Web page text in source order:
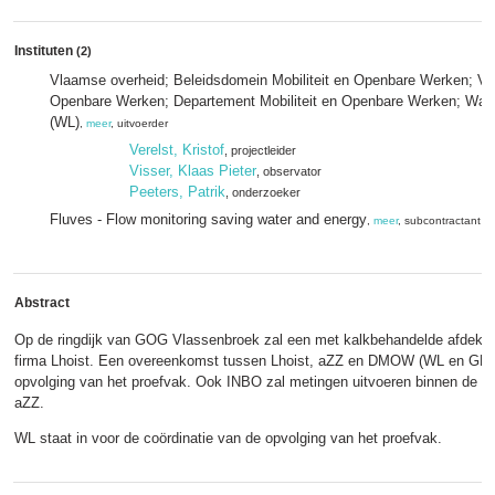
Instituten (2)
Vlaamse overheid; Beleidsdomein Mobiliteit en Openbare Werken;
Openbare Werken; Departement Mobiliteit en Openbare Werken;
(WL) meer, uitvoerder
Verelst, Kristof , projectleider
Visser, Klaas Pieter , observator
Peeters, Patrik , onderzoeker
Fluves - Flow monitoring saving water and energy meer, subcontractant
Abstract
​Op de ringdijk van GOG Vlassenbroek zal een met kalkbehandelde
firma Lhoist. Een overeenkomst tussen Lhoist, aZZ en DMOW (WL en
opvolging van het proefvak. Ook INBO zal metingen uitvoeren binnen de
aZZ.
WL staat in voor de coördinatie van de opvolging van het proefvak.